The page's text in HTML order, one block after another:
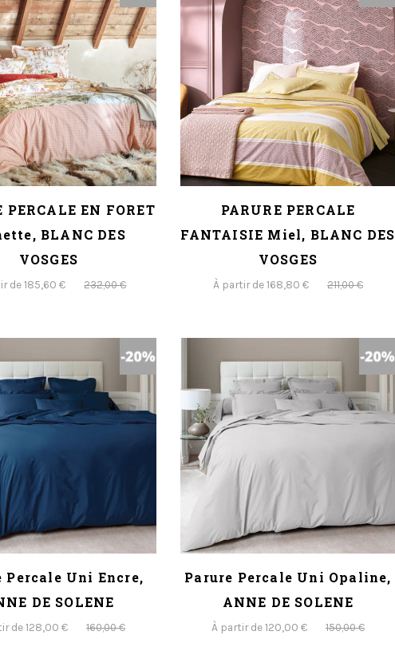
PERCALE EN FORET
BLANC DES
VOSGES
de 185,60 € 232,00 €
PARURE PERCALE
FANTAISIE Miel, BLANC DES
VOSGES
À partir de 168,80 € 211,00 €
Percale Uni Encre,
DE SOLENE
de 128,00 € 160,00 €
Parure Percale Uni Opaline,
ANNE DE SOLENE
À partir de 120,00 € 150,00 €